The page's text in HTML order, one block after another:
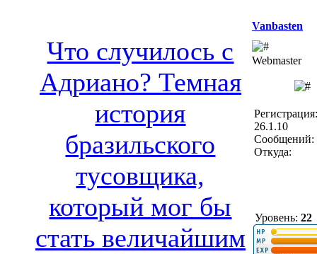
Что случилось с
Адриано? Темная
история
бразильского
тусовщика,
который мог бы
стать величайшим
Vanbasten
Webmaster
Регистрация:
26.1.10
Сообщений:
Откуда:
Уровень: 22